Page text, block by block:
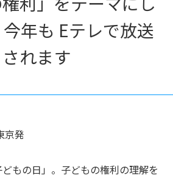
年も Eテレで放送
されます
京発
もの日」。子どもの権利の理解を